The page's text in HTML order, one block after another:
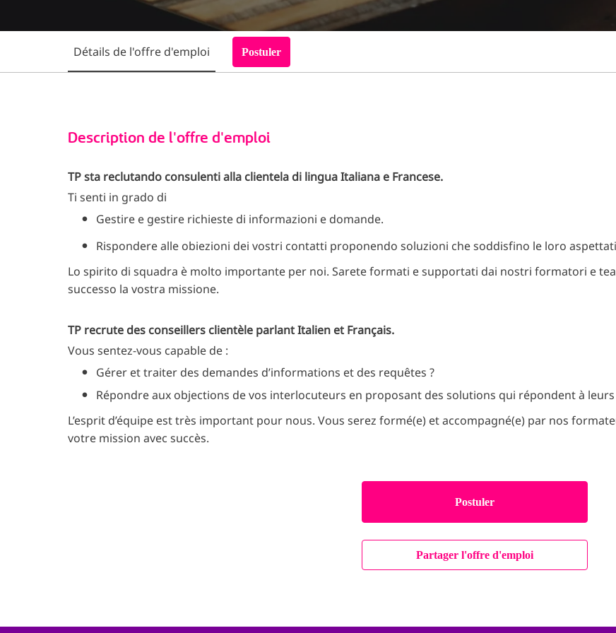
Détails de l'offre d'emploi Postuler
Description de l'offre d'emploi
TP sta reclutando consulenti alla clientela di lingua Italiana e Francese.
Ti senti in grado di
Gestire e gestire richieste di informazioni e domande.
Rispondere alle obiezioni dei vostri contatti proponendo soluzioni che soddisfino le loro
Lo spirito di squadra è molto importante per noi. Sarete formati e supportati dai nostri formatori e
successo la vostra missione.
TP recrute des conseillers clientèle parlant Italien et Français.
Vous sentez-vous capable de :
Gérer et traiter des demandes d’informations et des requêtes ?
Répondre aux objections de vos interlocuteurs en proposant des solutions qui répondent à
L’esprit d’équipe est très important pour nous. Vous serez formé(e) et accompagné(e) par nos
votre mission avec succès.
Postuler
Partager l'offre d'emploi